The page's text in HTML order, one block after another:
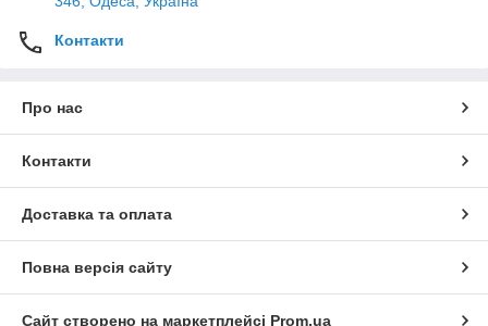
Контакти
Про нас
Контакти
Доставка та оплата
Повна версія сайту
Сайт створено на маркетплейсі Prom.ua